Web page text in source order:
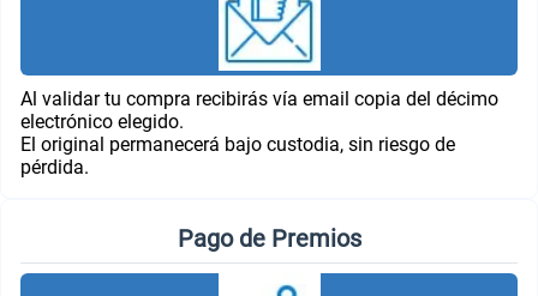
Al validar tu compra recibirás vía email copia del décimo
electrónico elegido.
El original permanecerá bajo custodia, sin riesgo de
pérdida.
Pago de Premios